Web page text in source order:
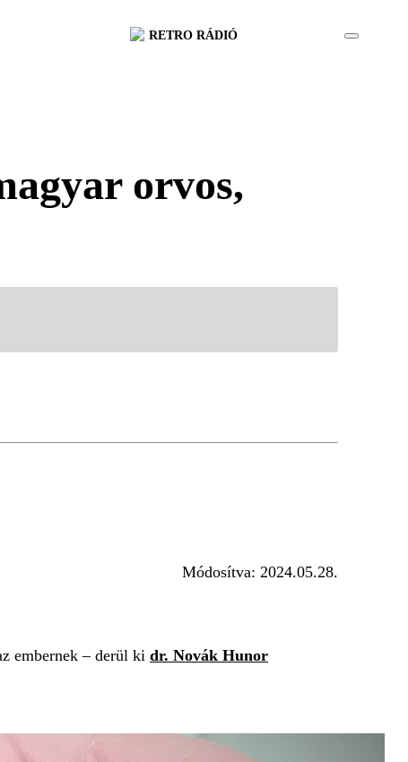
RETRO RÁDIÓ
orvos,
Módosítva: 2024.05.28.
embernek – derül ki dr. Novák Hunor